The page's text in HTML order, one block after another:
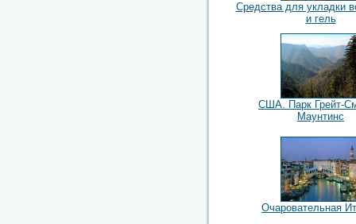
Средства для укладки
и гель
США. Парк Грейт-
Маунтинс
Очаровательная